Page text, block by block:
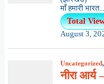
माँ हमारी भारत...
Total
August 3,
Uncategorized
नीरा